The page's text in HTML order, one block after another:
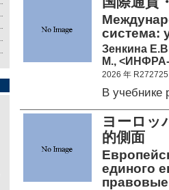
система:
Зенкина
М., <ИНФРА-
2026 年 R272725
В учебнике
ヨーロッ
的側
единого